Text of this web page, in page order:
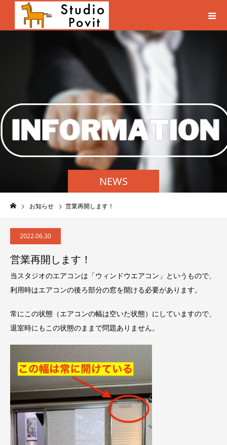
NEWS
お知らせ 営業再開します！
2022.06.30
営業再開します！
当スタジオのエアコンは「ウィンドウエアコン」というもので、
利用時はエアコンの後ろ部分の窓を開ける必要があります。
常にこの状態（エアコンの幅は空いた状態）にしていますので、
退室時にもこの状態のままで問題ありません。